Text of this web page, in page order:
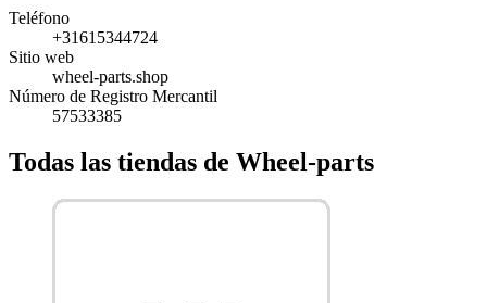
Teléfono
+31615344724
Sitio web
wheel-parts.shop
Número de Registro Mercantil
57533385
Todas las tiendas de Wheel-parts